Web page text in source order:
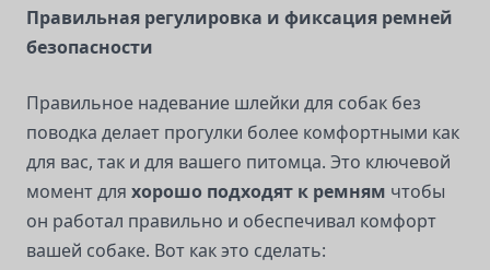
Правильная регулировка и фиксация ремней
безопасности
Правильное надевание шлейки для собак без
поводка делает прогулки более комфортными как
для вас, так и для вашего питомца. Это ключевой
момент для хорошо подходят к ремням чтобы
он работал правильно и обеспечивал комфорт
вашей собаке. Вот как это сделать: